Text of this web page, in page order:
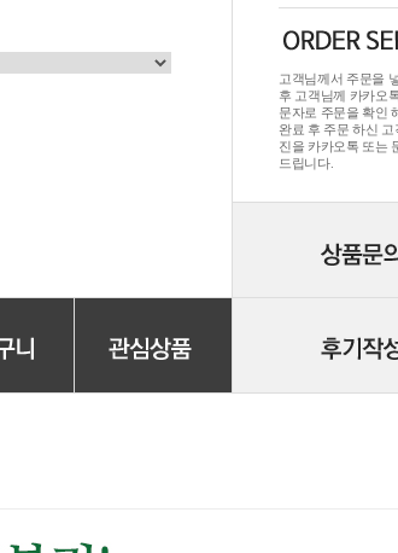
고객님께서 주문을
후 고객님께 카카오
문자로 주문을 확인
완료 후 주문 하신
진을 카카오톡 또는
드립니다.